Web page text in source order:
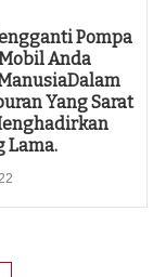
Pompa
Anda
Yang Sarat
Lama.